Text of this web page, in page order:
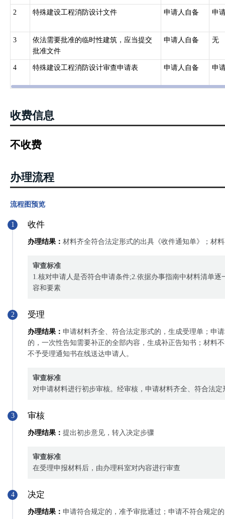
2 特殊建设工程消防设计文件 申请人自备 申
3
依法需要批准的临时性建筑，应当提交
批准文件
申请人自备 无
4 特殊建设工程消防设计审查申请表 申请人自备 申
收费信息
不收费
办理流程
流程图预览
1 收件
办理结果： 材料齐全符合法定形式的出具《收件通知单》；材
审查标准
1.核对申请人是否符合申请条件;2.依据办事指南中材料清单
容和要素
2 受理
办理结果： 申请材料齐全、符合法定形式的，生成受理单；申
的，一次性告知需要补正的全部内容，生成补正告知书；材料
不予受理通知书在线送达申请人。
审查标准
对申请材料进行初步审核。经审核，申请材料齐全、符合法
3 审核
办理结果： 提出初步意见，转入决定步骤
审查标准
在受理申报材料后，由办理科室对内容进行审查
4 决定
办理结果： 申请符合规定的，准予审批通过；申请不符合规定